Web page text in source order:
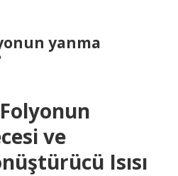
yanma
ve
Isısı